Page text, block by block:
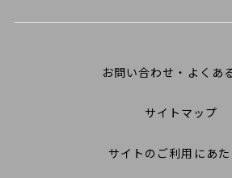
お問い合わせ・よくあ
サイトマップ
サイトのご利用にあた